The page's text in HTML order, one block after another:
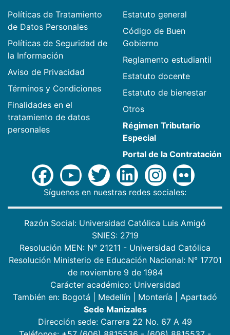
Políticas de Tratamiento
de Datos Personales
Políticas de Seguridad de
la Información
Aviso de Privacidad
Términos y Condiciones
Finalidades en el
tratamiento de datos
personales
Estatuto general
Código de Buen
Gobierno
Reglamento estudiantil
Estatuto docente
Estatuto de bienestar
Otros
Régimen Tributario
Especial
Portal de la Contratación
Síguenos en nuestras redes sociales:
Razón Social: Universidad Católica Luis Amigó
SNIES: 2719
Resolución MEN: N° 21211 - Universidad Católica
Resolución Ministerio de Educación Nacional: N° 17701
de noviembre 9 de 1984
Carácter académico: Universidad
También en: Bogotá Medellín Montería
Apartadó
Sede Manizales
Dirección sede: Carrera 22 No. 67 A 49